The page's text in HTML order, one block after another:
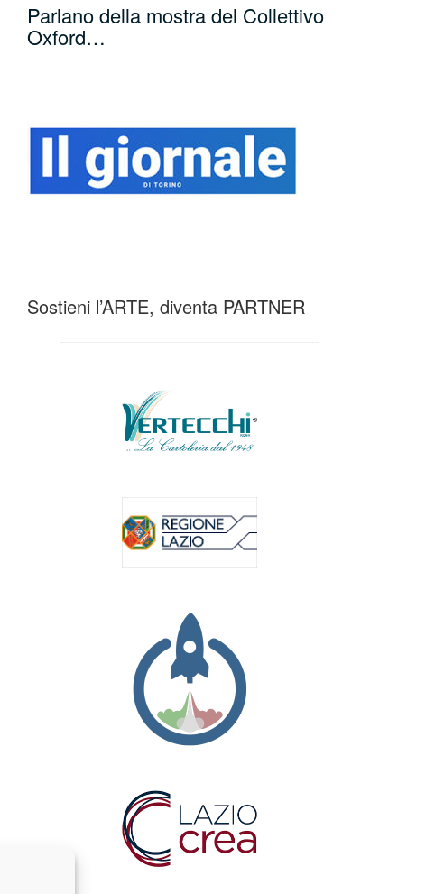
Parlano della mostra del Collettivo
Oxford…
Sostieni l’ARTE, diventa PARTNER